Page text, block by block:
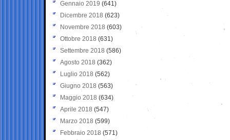
Gennaio 2019 (641)
Dicembre 2018 (623)
Novembre 2018 (603)
Ottobre 2018 (631)
Settembre 2018 (586)
Agosto 2018 (362)
Luglio 2018 (562)
Giugno 2018 (563)
Maggio 2018 (634)
Aprile 2018 (547)
Marzo 2018 (599)
Febbraio 2018 (571)